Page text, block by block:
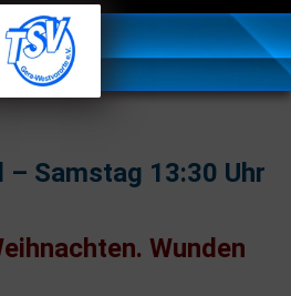
– Samstag 13:30 Uhr
Wunden